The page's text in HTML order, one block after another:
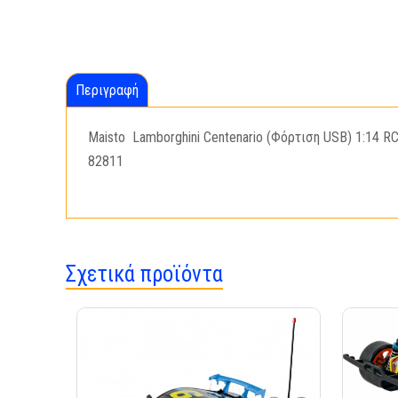
Περιγραφή
Maisto Lamborghini Centenario (Φόρτιση USB) 1:14
82811
Σχετικά προϊόντα